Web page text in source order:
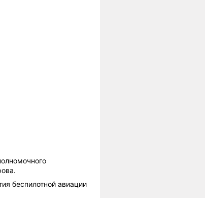
беспилотной авиации